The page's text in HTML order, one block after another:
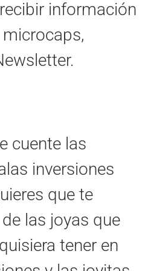
información
cuente las
inversiones
que te
las joyas que
tener en